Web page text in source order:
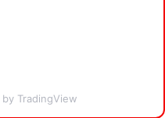
by TradingView